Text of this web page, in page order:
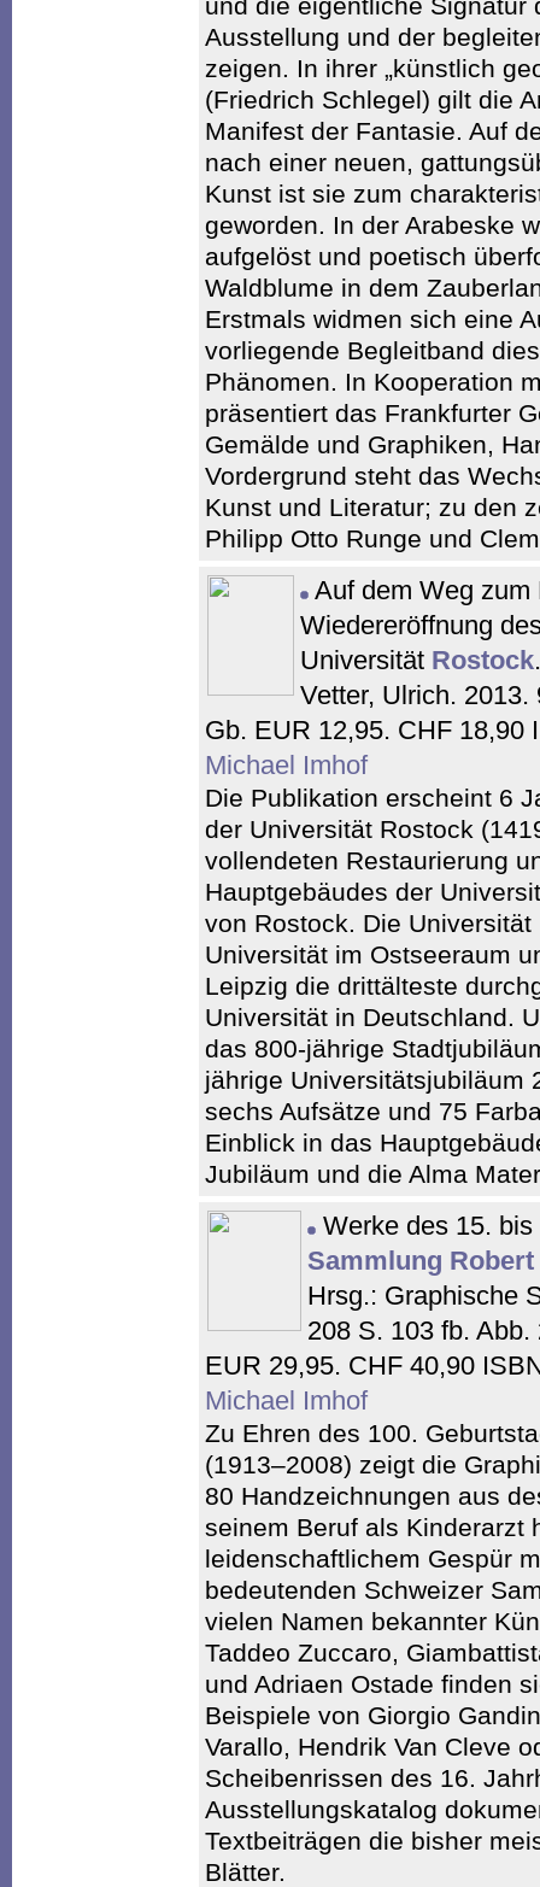
Ausstellung und der
zeigen. In ihrer „künstlich
(Friedrich Schlegel) gilt die
Manifest der Fantasie. Auf
nach einer neuen,
Kunst ist sie zum
geworden. In der Arabeske
aufgelöst und poetisch
Waldblume in dem
Erstmals widmen sich eine
vorliegende Begleitband
Phänomen. In Kooperation
präsentiert das Frankfurter
Gemälde und Graphiken,
Vordergrund steht das
Kunst und Literatur; zu den
Philipp Otto Runge und
Auf dem Weg
Wiedereröffnung
Universität Rostock
Vetter, Ulrich.
Gb. EUR 12,95. CHF
Michael Imhof
Die Publikation erscheint 6
der Universität Rostock
vollendeten Restaurierung
Hauptgebäudes der
von Rostock. Die
Universität im Ostseeraum
Leipzig die drittälteste
Universität in Deutschland.
das 800-jährige
jährige Universitätsjubiläum
sechs Aufsätze und 75
Einblick in das
Jubiläum und die Alma
Werke des 15.
Sammlung
Hrsg.: Graphische
208 S. 103 fb.
EUR 29,95. CHF 40,90
Michael Imhof
Zu Ehren des 100.
(1913–2008) zeigt die
80 Handzeichnungen aus
seinem Beruf als Kinderarzt
leidenschaftlichem Gespür
bedeutenden Schweizer
vielen Namen bekannter
Taddeo Zuccaro,
und Adriaen Ostade finden
Beispiele von Giorgio
Varallo, Hendrik Van Cleve
Scheibenrissen des 16.
Ausstellungskatalog
Textbeiträgen die bisher
Blätter.